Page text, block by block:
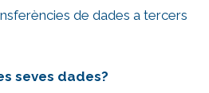
de dades a tercers
seves dades?